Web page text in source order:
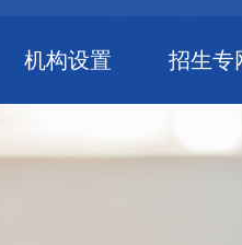
机构设置 招生专